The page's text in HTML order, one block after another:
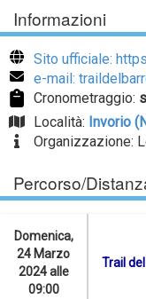
Informazioni
Sito ufficiale:
e-mail:
Cronometraggio:
Località: Invorio
Organizzazione:
Percorso/
Domenica,
24 Marzo
2024 alle
09:00
Trail